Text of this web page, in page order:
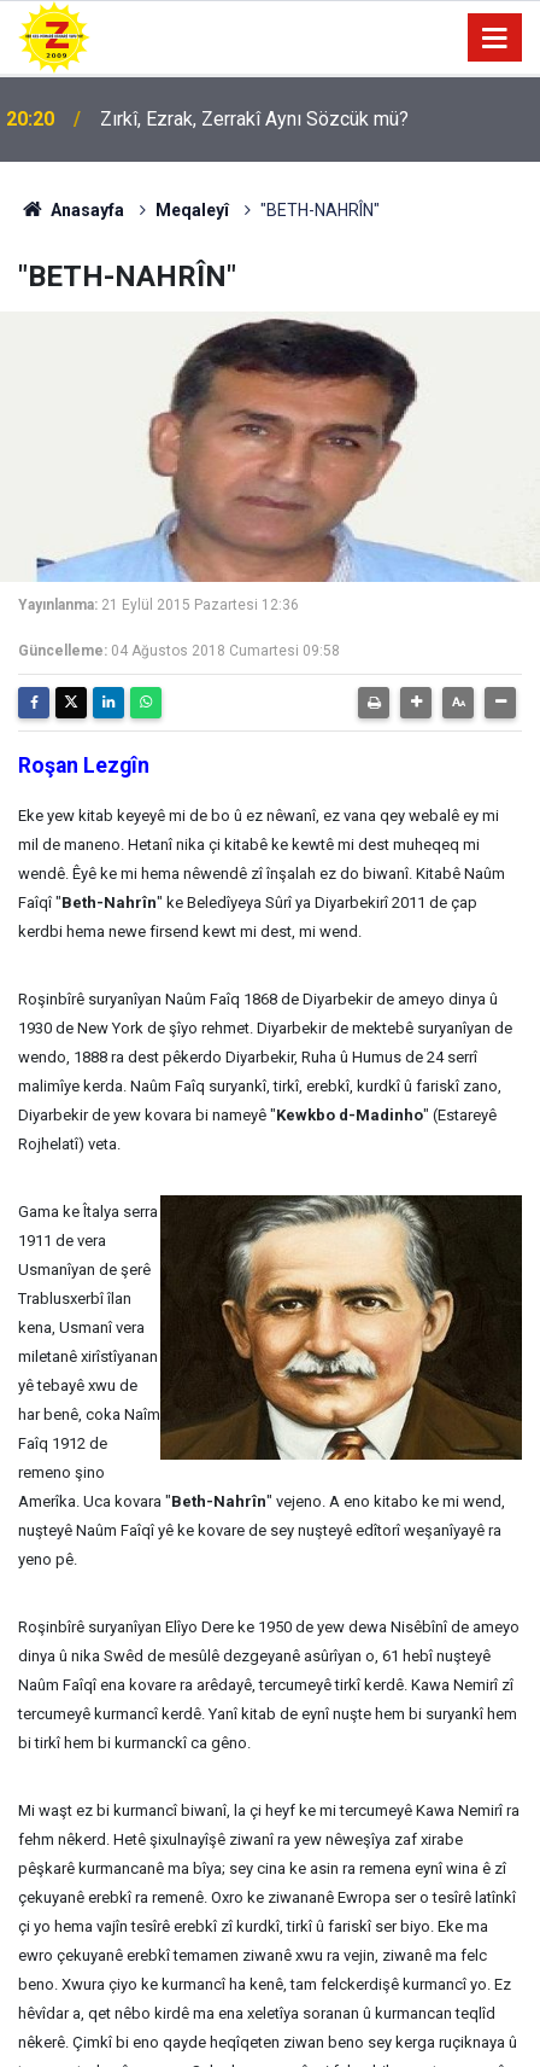
09:56 Ji Zilma Partîzanan Nimûneyeka Piçûk
Anasayfa Meqaleyî "BETH-NAHRÎN"
"BETH-NAHRÎN"
Yayınlanma: 21 Eylül 2015 Pazartesi 12:36
Güncelleme: 04 Ağustos 2018 Cumartesi 09:58
Roşan Lezgîn
Eke yew kitab keyeyê mi de bo û ez nêwanî, ez vana qey webalê ey mi
mil de maneno. Hetanî nika çi kitabê ke kewtê mi dest muheqeq mi
wendê. Êyê ke mi hema nêwendê zî înşalah ez do biwanî. Kitabê Naûm
Faîqî "Beth-Nahrîn" ke Beledîyeya Sûrî ya Diyarbekirî 2011 de çap
kerdbi hema newe firsend kewt mi dest, mi wend.
Roşinbîrê suryanîyan Naûm Faîq 1868 de Diyarbekir de ameyo dinya û
1930 de New York de şîyo rehmet. Diyarbekir de mektebê suryanîyan de
wendo, 1888 ra dest pêkerdo Diyarbekir, Ruha û Humus de 24 serrî
malimîye kerda. Naûm Faîq suryankî, tirkî, erebkî, kurdkî û fariskî zano,
Diyarbekir de yew kovara bi nameyê "Kewkbo d-Madinho" (Estareyê
Rojhelatî) veta.
Gama ke Îtalya serra
1911 de vera
Usmanîyan de şerê
Trablusxerbî îlan
kena, Usmanî vera
miletanê xirîstîyanan
yê tebayê xwu de
har benê, coka Naîm
Faîq 1912 de
remeno şino
Amerîka. Uca kovara "Beth-Nahrîn" vejeno. A eno kitabo ke mi wend,
nuşteyê Naûm Faîqî yê ke kovare de sey nuşteyê edîtorî weşanîyayê ra
yeno pê.
Roşinbîrê suryanîyan Elîyo Dere ke 1950 de yew dewa Nisêbînî de ameyo
dinya û nika Swêd de mesûlê dezgeyanê asûrîyan o, 61 hebî nuşteyê
Naûm Faîqî ena kovare ra arêdayê, tercumeyê tirkî kerdê. Kawa Nemirî zî
tercumeyê kurmancî kerdê. Yanî kitab de eynî nuşte hem bi suryankî hem
bi tirkî hem bi kurmanckî ca gêno.
Mi waşt ez bi kurmancî biwanî, la çi heyf ke mi tercumeyê Kawa Nemirî ra
fehm nêkerd. Hetê şixulnayîşê ziwanî ra yew nêweşîya zaf xirabe
pêşkarê kurmancanê ma bîya; sey cina ke asin ra remena eynî wina ê zî
çekuyanê erebkî ra remenê. Oxro ke ziwananê Ewropa ser o tesîrê latînkî
çi yo hema vajîn tesîrê erebkî zî kurdkî, tirkî û fariskî ser biyo. Eke ma
ewro çekuyanê erebkî temamen ziwanê xwu ra vejin, ziwanê ma felc
beno. Xwura çiyo ke kurmancî ha kenê, tam felckerdişê kurmancî yo. Ez
hêvîdar a, qet nêbo kirdê ma ena xeletîya soranan û kurmancan teqlîd
nêkerê. Çimkî bi eno qayde heqîqeten ziwan beno sey kerga ruçiknaya û